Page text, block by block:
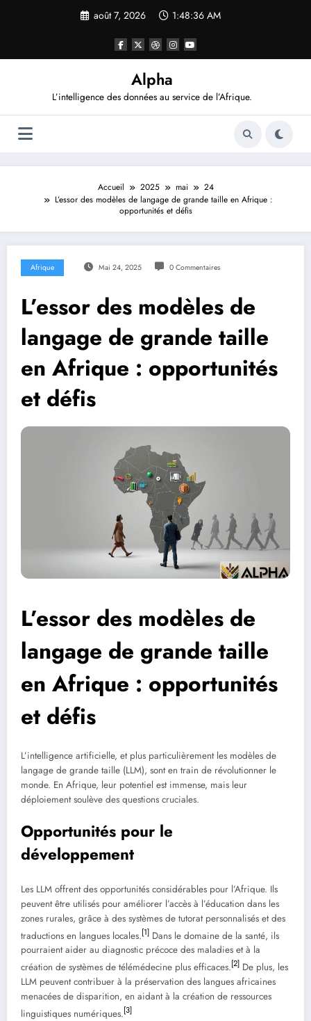
août 7, 2026 1:48:37 AM
Alpha
L’intelligence des données au service de l’Afrique.
Accueil 2025 mai
24
L’essor des modèles de langage de grande taille en Afrique :
opportunités et défis
Afrique Mai 24, 2025 0 Commentaires
L’essor des modèles de
langage de grande taille
en Afrique : opportunités
et défis
L’essor des modèles de
langage de grande taille
en Afrique : opportunités
et défis
L’intelligence artificielle, et plus particulièrement les modèles de
langage de grande taille (LLM), sont en train de révolutionner le
monde. En Afrique, leur potentiel est immense, mais leur
déploiement soulève des questions cruciales.
Opportunités pour le
développement
Les LLM offrent des opportunités considérables pour l’Afrique. Ils
peuvent être utilisés pour améliorer l’accès à l’éducation dans les
zones rurales, grâce à des systèmes de tutorat personnalisés et des
traductions en langues locales.[1] Dans le domaine de la santé, ils
pourraient aider au diagnostic précoce des maladies et à la
création de systèmes de télémédecine plus efficaces.[2] De plus, les
LLM peuvent contribuer à la préservation des langues africaines
menacées de disparition, en aidant à la création de ressources
linguistiques numériques.[3]